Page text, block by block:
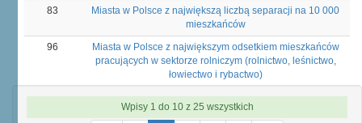
83
Miasta w Polsce z największą liczbą separacji na 10 000
mieszkańców
96
Miasta w Polsce z największym odsetkiem mieszkańców
pracujących w sektorze rolniczym (rolnictwo, leśnictwo,
łowiectwo i rybactwo)
Wpisy 1 do 10 z 25 wszystkich